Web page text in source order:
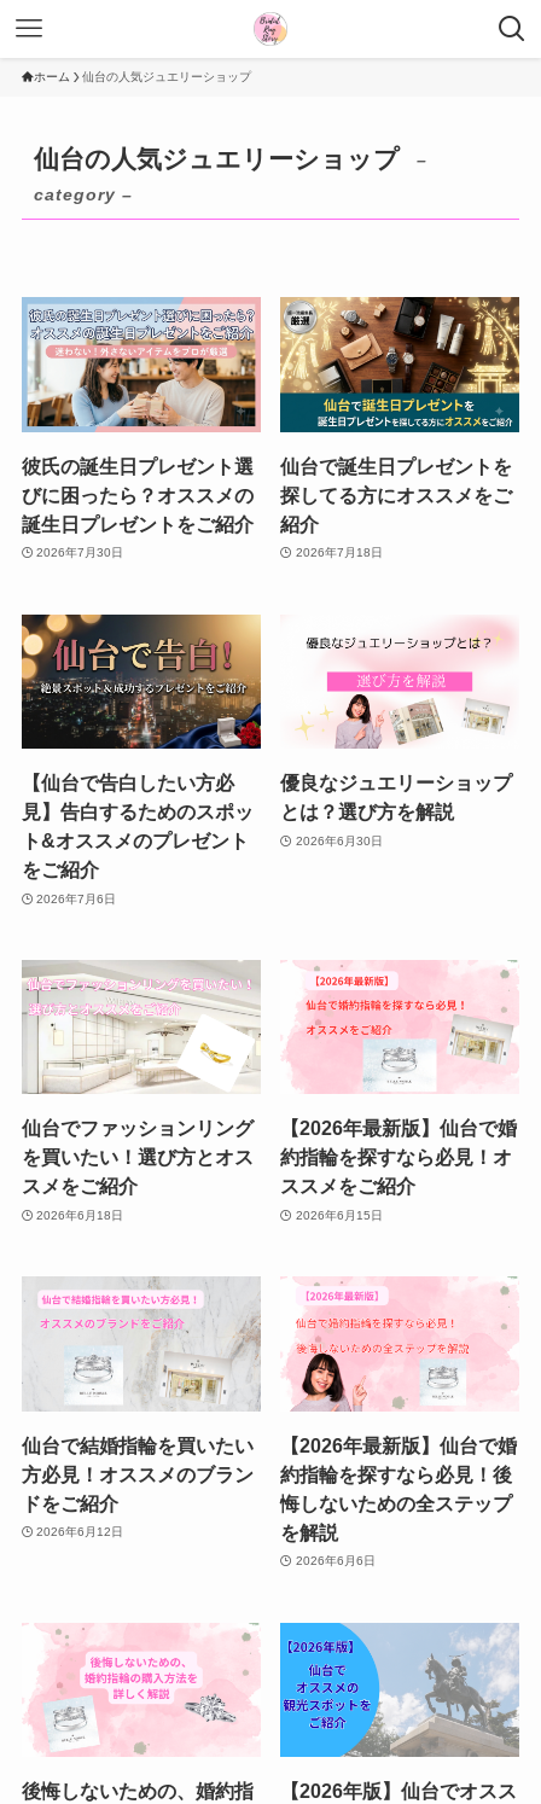
ホーム 仙台の人気ジュエリーショップ
仙台の人気ジュエリーショップ
–
category –
彼氏の誕生日プレゼント選
びに困ったら？オススメの
誕生日プレゼントをご紹介
2026年7月30日
仙台で誕生日プレゼントを
探してる方にオススメをご
紹介
2026年7月18日
【仙台で告白したい方必
見】告白するためのスポッ
ト&オススメのプレゼント
をご紹介
2026年7月6日
優良なジュエリーショップ
とは？選び方を解説
2026年6月30日
仙台でファッションリング
を買いたい！選び方とオス
スメをご紹介
2026年6月18日
【2026年最新版】仙台で婚
約指輪を探すなら必見！オ
ススメをご紹介
2026年6月15日
仙台で結婚指輪を買いたい
方必見！オススメのブラン
ドをご紹介
2026年6月12日
【2026年最新版】仙台で婚
約指輪を探すなら必見！後
悔しないための全ステップ
を解説
2026年6月6日
後悔しないための、婚約指
【2026年版】仙台でオスス